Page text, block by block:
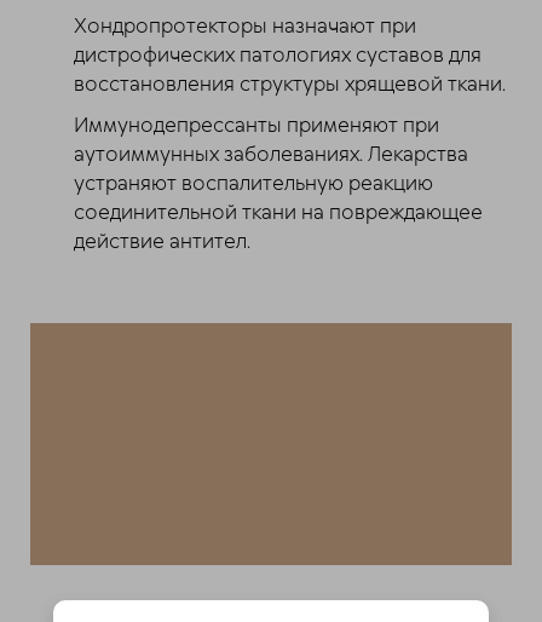
Хондропротекторы назначают при
дистрофических патологиях суставов для
восстановления структуры хрящевой ткани.
Иммунодепрессанты применяют при
аутоиммунных заболеваниях. Лекарства
устраняют воспалительную реакцию
соединительной ткани на повреждающее
действие антител.